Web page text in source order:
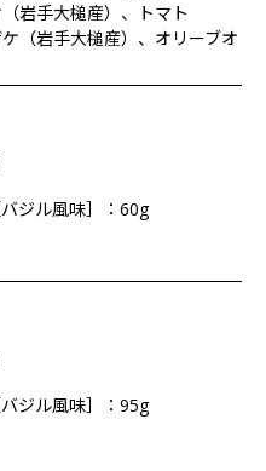
岩手大槌産）、トマト
（岩手大槌産）、オリーブオ
ジル風味］：60g
ジル風味］：95g